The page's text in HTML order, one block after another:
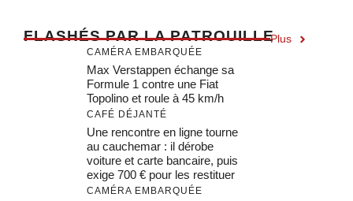
FLASHÉS PAR LA PATROUILLEPlus
CAMÉRA EMBARQUÉE
Max Verstappen échange sa
Formule 1 contre une Fiat
Topolino et roule à 45 km/h
CAFÉ DÉJANTÉ
Une rencontre en ligne tourne
au cauchemar : il dérobe
voiture et carte bancaire, puis
exige 700 € pour les restituer
CAMÉRA EMBARQUÉE